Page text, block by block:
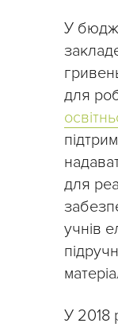
У
для
для
учнів
У 2018